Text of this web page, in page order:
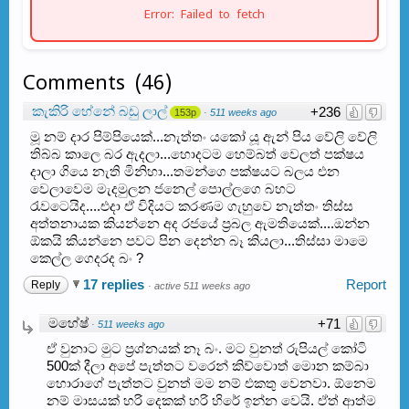
Error: Failed to fetch
Comments (46)
+236
කැකිරි හේනේ බඩු ලාල් 153p · 511 weeks ago
මූ නම් දාර පිම්පියෙක්...නැත්තං යකෝ යූ ඇන් පිය වේලි වේලි
තිබ්බ කාලෙ බර ඇදලා...හොදටම හෙම්බත් වෙලත් පක්ෂය
දාලා ගියෙ නැති මිනිහා...තමන්ගෙ පක්ෂයට බලය එන
වෙලාවෙම මැදමුලන ජනෙල් පොල්ලගෙ බහට
රැවටෙයිද....එදා ඒ විදියට කරණම ගැහුවෙ නැත්තං තිස්ස
අත්තනායක කියන්නෙ අද රජයේ ප්‍ර‍බල ඇමතියෙක්....ඔන්න
ඕකයි කියන්නෙ පවට පින දෙන්න බෑ කියලා...තිස්සා මාමෙ
කෙල්ල ගෙදරද බං ?
Report
Reply 17 replies · active 511 weeks ago
+71
මහේෂ් · 511 weeks ago
ඒ වුනාට මුට ප්‍රශ්නයක් නෑ බං. මට වුනත් රුපියල් කෝටි
500ක් දීලා අපේ පැත්තට වරෙන් කිව්වොත් මොන කම්බා
හොරාගේ පැත්තට වුනත් මම නම් එකතු වෙනවා. ඕනෙම
නම් මාසයක් හරි දෙකක් හරි හිරේ ඉන්න වෙයි. ඒත් ආත්ම